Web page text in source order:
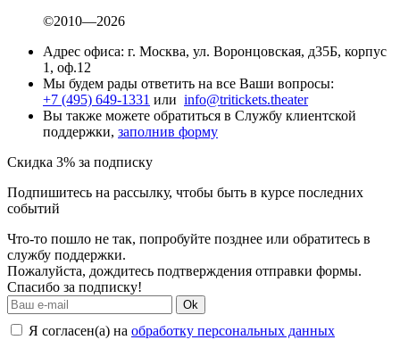
©2010—2026
Адрес офиса: г. Москва, ул. Воронцовская, д35Б, корпус
1, оф.12
Мы будем рады ответить на все Ваши вопросы:
+7 (495) 649-1331 или info@tritickets.theater
Вы также можете обратиться в Службу клиентской
поддержки, заполнив форму
Скидка 3% за подписку
Подпишитесь на рассылку, чтобы быть в курсе последних
событий
Что-то пошло не так, попробуйте позднее или обратитесь в
службу поддержки.
Пожалуйста, дождитесь подтверждения отправки формы.
Спасибо за подписку!
Ok
Я согласен(а) на обработку персональных данных